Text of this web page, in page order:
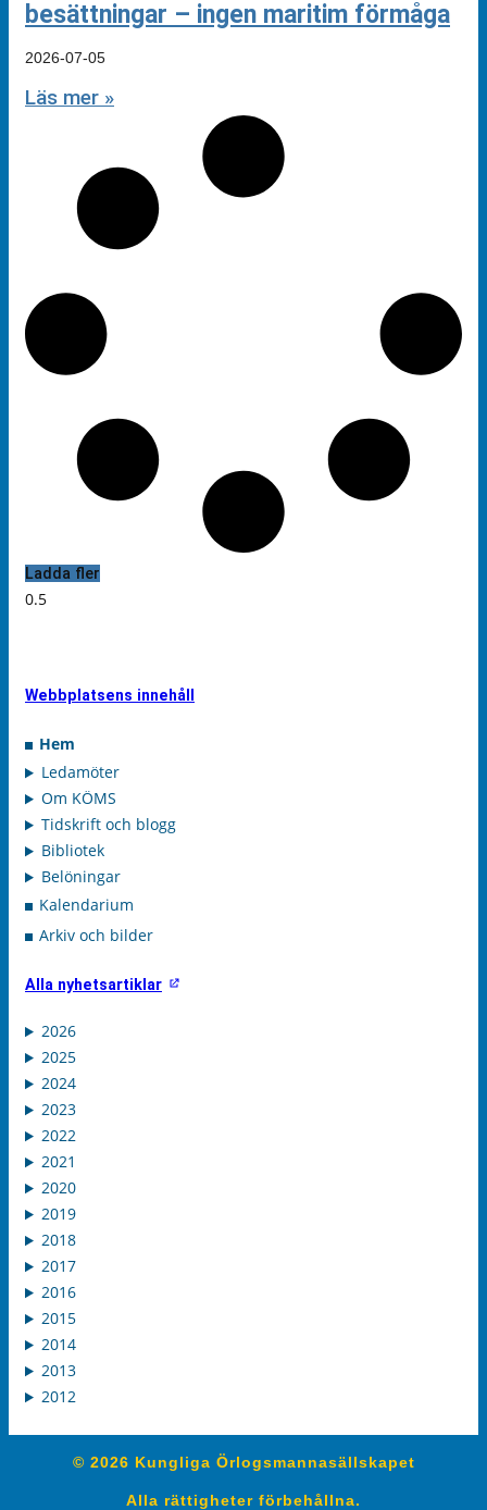
besättningar – ingen maritim förmåga
2026-07-05
Läs mer »
Ladda fler
Webbplatsens innehåll
Hem
Ledamöter
Om KÖMS
Tidskrift och blogg
Bibliotek
Belöningar
Kalendarium
Arkiv och bilder
Alla nyhetsartiklar
2026
2025
2024
2023
2022
2021
2020
2019
2018
2017
2016
2015
2014
2013
2012
© 2026 Kungliga Örlogsmannasällskapet
Alla rättigheter förbehållna.